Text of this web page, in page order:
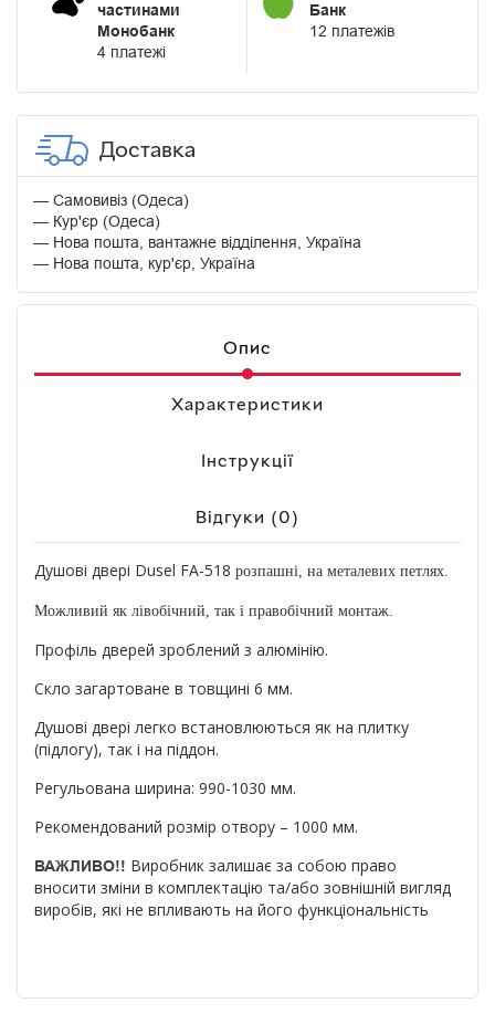
частинами
Монобанк
4 платежі
Банк
12 платежів
Доставка
Самовивіз (Одеса)
Кур'єр (Одеса)
Нова пошта, вантажне відділення, Україна
Нова пошта, кур'єр, Україна
Опис
Характеристики
Інструкції
Відгуки (0)
Душові двері Dusel FА-518 розпашні, на металевих петлях.
Можливий як лівобічний, так і правобічний монтаж.
Профіль дверей зроблений з алюмінію.
Скло загартоване в товщині 6 мм.
Душові двері легко встановлюються як на плитку
(підлогу), так і на піддон.
Регульована ширина: 990-1030 мм.
Рекомендований розмір отвору – 1000 мм.
ВАЖЛИВО!! Виробник залишає за собою право
вносити зміни в комплектацію та/або зовнішній вигляд
виробів, які не впливають на його функціональність